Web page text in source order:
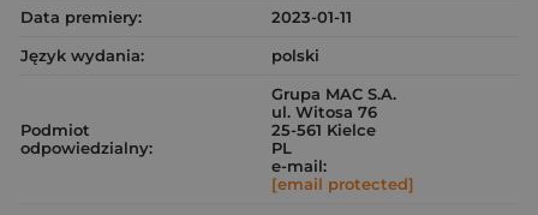
Data premiery:
2023-01-11
Język wydania:
polski
Podmiot
odpowiedzialny:
Grupa MAC S.A.
ul. Witosa 76
25-561 Kielce
PL
e-mail:
[email protected]